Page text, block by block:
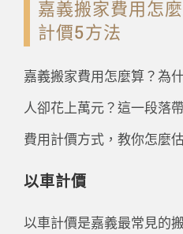
嘉義搬家費用怎
計價5方法
嘉義搬家費用怎麼算？為
人卻花上萬元？這一段落
費用計價方式，教你怎麼
以車計價
以車計價是嘉義最常見的